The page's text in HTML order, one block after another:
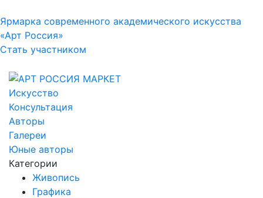
Ярмарка современного академического искусства
«Арт Россия»
Стать участником
Искусство
Консультация
Авторы
Галереи
Юные авторы
Категории
Живопись
Графика